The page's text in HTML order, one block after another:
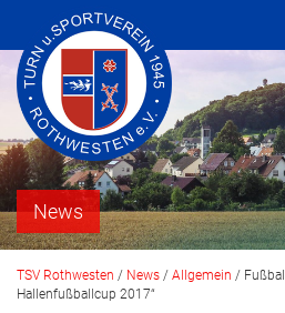
News
TSV Rothwesten / News / Allgemein /
Hallenfußballcup 2017“